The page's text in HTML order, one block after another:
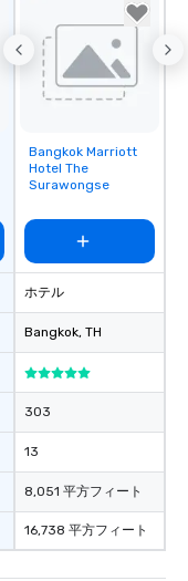
Removed from
favorites
Bangkok Marriott
Hotel The
Surawongse
ホテル
Bangkok, TH
303
13
8,051 平方フィート
16,738 平方フィート